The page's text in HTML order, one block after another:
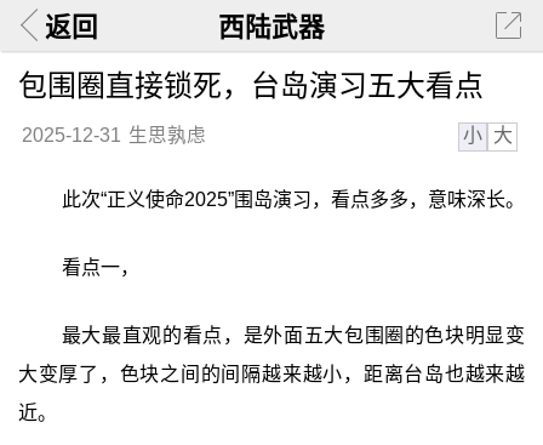
返回 西陆武器
包围圈直接锁死，台岛演习五大看点
2025-12-31 生思孰虑 小 大
此次“正义使命2025”围岛演习，看点多多，意味深长。
看点一，
最大最直观的看点，是外面五大包围圈的色块明显变
大变厚了，色块之间的间隔越来越小，距离台岛也越来越
近。